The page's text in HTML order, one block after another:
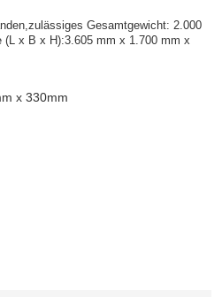
Gesamtgewicht: 2.000
(L x B x H):3.605 mm x 1.700 mm x
x 330mm